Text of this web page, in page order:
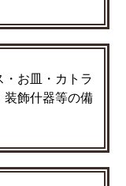
・お皿・カトラ
装飾什器等の備